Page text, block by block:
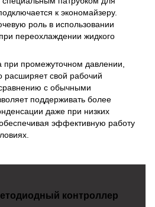
к экономайзеру.
роль в использовании
переохлаждении жидкого
при промежуточном давлении,
расширяет свой рабочий
с обычными
поддерживать более
даже при низких
эффективную работу